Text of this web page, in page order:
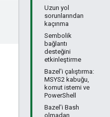
Uzun yol
sorunlarından
kaçınma
Sembolik
bağlantı
desteğini
etkinleştirme
Bazel'i çalıştırma:
MSYS2 kabuğu,
komut istemi ve
PowerShell
Bazel'i Bash
olmadan